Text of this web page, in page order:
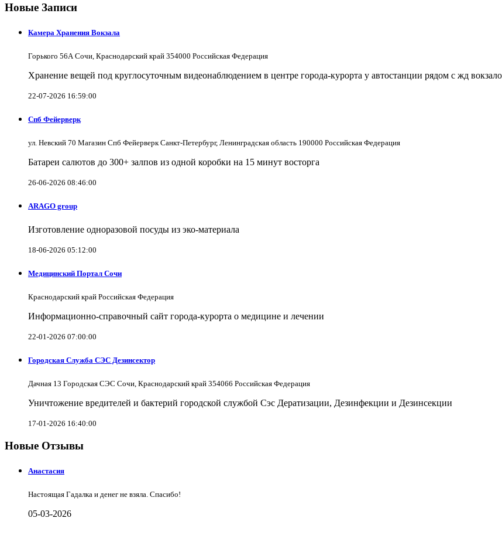
Новые Записи
Камера Хранения Вокзала
Горького 56А Сочи, Краснодарский край 354000 Российская Федерация
Хранение вещей под круглосуточным видеонаблюдением в центре города-курорта у автостанции рядом с жд
22-07-2026 16:59:00
Спб Фейерверк
ул. Невский 70 Магазин Спб Фейерверк Санкт-Петербург, Ленинградская область 190000 Российская Федерация
Батареи салютов до 300+ залпов из одной коробки на 15 минут восторга
26-06-2026 08:46:00
ARAGO group
Изготовление одноразовой посуды из эко-материала
18-06-2026 05:12:00
Медицинский Портал Сочи
Краснодарский край Российская Федерация
Информационно-справочный сайт города-курорта о медицине и лечении
22-01-2026 07:00:00
Городская Служба СЭС Дезинсектор
Дачная 13 Городская СЭС Сочи, Краснодарский край 354066 Российская Федерация
Уничтожение вредителей и бактерий городской службой Сэс Дератизации, Дезинфекции и Дезинсекции
17-01-2026 16:40:00
Новые Отзывы
Анастасия
Настоящая Гадалка и денег не взяла. Спасибо!
05-03-2026